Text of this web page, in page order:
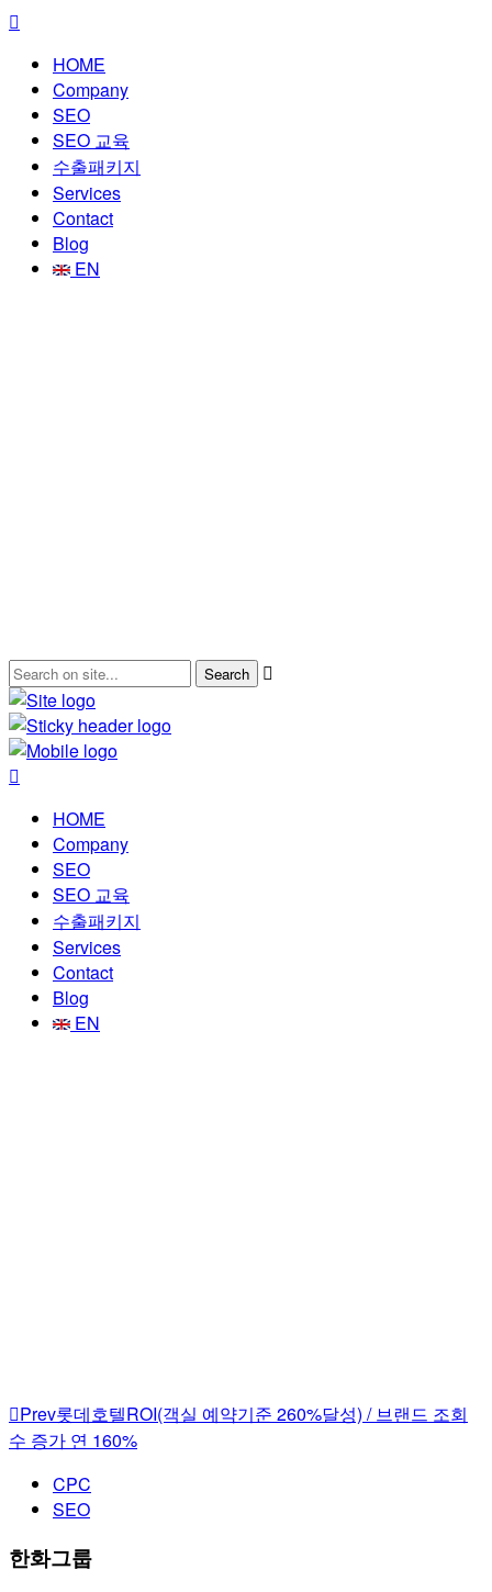
HOME
Company
SEO
SEO 교육
수출패키지
Services
Contact
Blog
EN
HOME
Company
SEO
SEO 교육
수출패키지
Services
Contact
Blog
EN
Prev롯데호텔ROI(객실 예약기준 260%달성) / 브랜드 조회
수 증가 연 160%
CPC
SEO
한화그룹